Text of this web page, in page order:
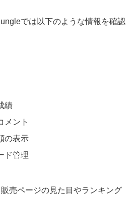
イントでは以下のような情報を確認
績
メント
の表示
ド管理
売ページの見た目やランキング